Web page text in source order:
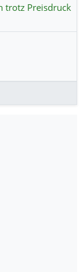
trotz Preisdruck